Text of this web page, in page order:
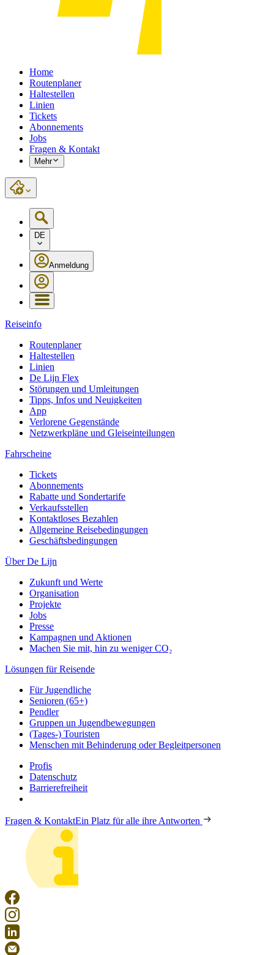
Home
Routenplaner
Haltestellen
Linien
Tickets
Abonnements
Jobs
Fragen & Kontakt
Mehr
DE
Anmeldung
Reiseinfo
Routenplaner
Haltestellen
Linien
De Lijn Flex
Störungen und Umleitungen
Tipps, Infos und Neuigkeiten
App
Verlorene Gegenstände
Netzwerkpläne und Gleiseinteilungen
Fahrscheine
Tickets
Abonnements
Rabatte und Sondertarife
Verkaufsstellen
Kontaktloses Bezahlen
Allgemeine Reisebedingungen
Geschäftsbedingungen
Über De Lijn
Zukunft und Werte
Organisation
Projekte
Jobs
Presse
Kampagnen und Aktionen
Machen Sie mit, hin zu weniger CO₂
Lösungen für Reisende
Für Jugendliche
Senioren (65+)
Pendler
Gruppen un Jugendbewegungen
(Tages-) Touristen
Menschen mit Behinderung oder Begleitpersonen
Profis
Datenschutz
Barrierefreiheit
Fragen & KontaktEin Platz für alle ihre Antworten